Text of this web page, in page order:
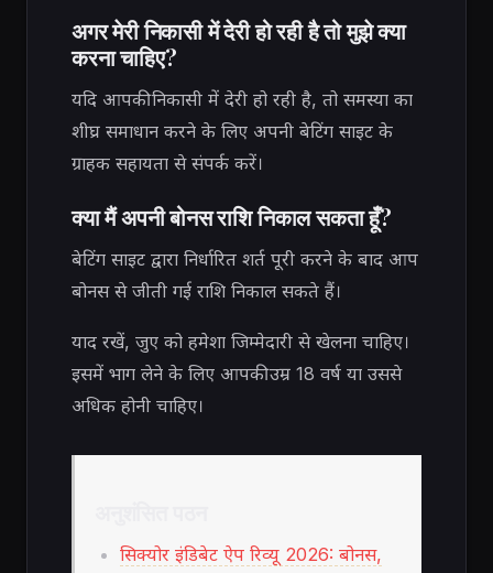
अगर मेरी निकासी में देरी हो रही है तो मुझे क्या
करना चाहिए?
यदि आपकी निकासी में देरी हो रही है, तो समस्या का
शीघ्र समाधान करने के लिए अपनी बेटिंग साइट के
ग्राहक सहायता से संपर्क करें।
क्या मैं अपनी बोनस राशि निकाल सकता हूँ?
बेटिंग साइट द्वारा निर्धारित शर्त पूरी करने के बाद आप
बोनस से जीती गई राशि निकाल सकते हैं।
याद रखें, जुए को हमेशा जिम्मेदारी से खेलना चाहिए।
इसमें भाग लेने के लिए आपकी उम्र 18 वर्ष या उससे
अधिक होनी चाहिए।
सिक्योर इंडिबेट ऐप रिव्यू 2026: बोनस,